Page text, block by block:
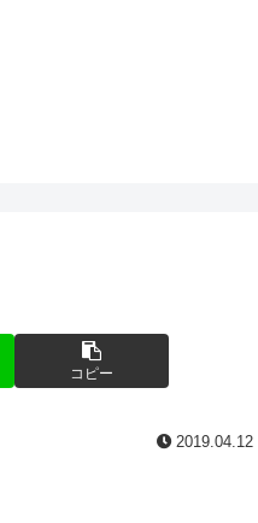
コピー
2019.04.12